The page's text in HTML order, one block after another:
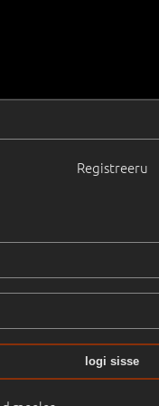
Registreeru
logi sisse
PEA JA
Galeriis avatavale
asunud kunstnik
Näitus jääb